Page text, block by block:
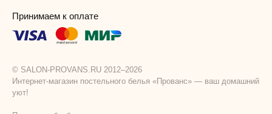
Принимаем к оплате
© SALON-PROVANS.RU 2012–2026
Интернет-магазин постельного белья «Прованс» — ваш домашний
уют!